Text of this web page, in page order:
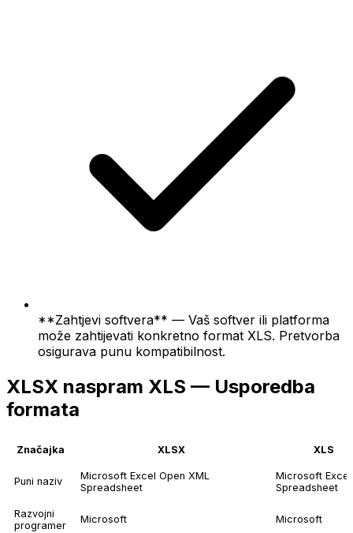
**Zahtjevi softvera** — Vaš softver ili platforma
može zahtijevati konkretno format XLS. Pretvorba
osigurava punu kompatibilnost.
XLSX naspram XLS — Usporedba
formata
Značajka XLSX XLS
Puni naziv
Microsoft Excel Open XML
Spreadsheet
Microsoft Excel
Spreadsheet
Razvojni
programer
Microsoft Microsoft